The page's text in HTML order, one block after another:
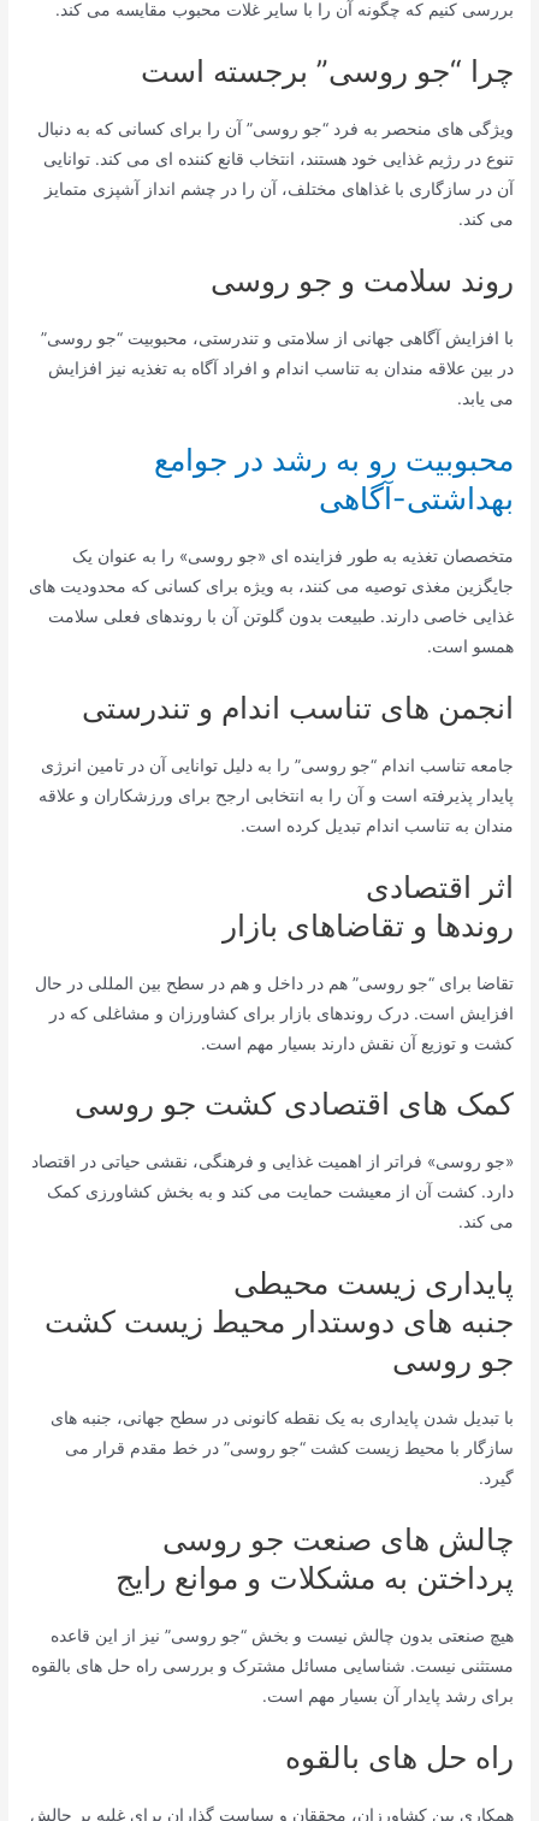
بررسی کنیم که چگونه آن را با سایر غلات محبوب مقایسه می کند.
چرا “جو روسی” برجسته است
ویژگی های منحصر به فرد “جو روسی” آن را برای کسانی که به دنبال
تنوع در رژیم غذایی خود هستند، انتخاب قانع کننده ای می کند. توانایی
آن در سازگاری با غذاهای مختلف، آن را در چشم انداز آشپزی متمایز
می کند.
روند سلامت و جو روسی
با افزایش آگاهی جهانی از سلامتی و تندرستی، محبوبیت “جو روسی”
در بین علاقه مندان به تناسب اندام و افراد آگاه به تغذیه نیز افزایش
می یابد.
محبوبیت رو به رشد در جوامع
بهداشتی-آگاهی
متخصصان تغذیه به طور فزاینده ای «جو روسی» را به عنوان یک
جایگزین مغذی توصیه می کنند، به ویژه برای کسانی که محدودیت های
غذایی خاصی دارند. طبیعت بدون گلوتن آن با روندهای فعلی سلامت
همسو است.
انجمن های تناسب اندام و تندرستی
جامعه تناسب اندام “جو روسی” را به دلیل توانایی آن در تامین انرژی
پایدار پذیرفته است و آن را به انتخابی ارجح برای ورزشکاران و علاقه
مندان به تناسب اندام تبدیل کرده است.
اثر اقتصادی
روندها و تقاضاهای بازار
تقاضا برای “جو روسی” هم در داخل و هم در سطح بین المللی در حال
افزایش است. درک روندهای بازار برای کشاورزان و مشاغلی که در
کشت و توزیع آن نقش دارند بسیار مهم است.
کمک های اقتصادی کشت جو روسی
«جو روسی» فراتر از اهمیت غذایی و فرهنگی، نقشی حیاتی در اقتصاد
دارد. کشت آن از معیشت حمایت می کند و به بخش کشاورزی کمک
می کند.
پایداری زیست محیطی
جنبه های دوستدار محیط زیست کشت
جو روسی
با تبدیل شدن پایداری به یک نقطه کانونی در سطح جهانی، جنبه های
سازگار با محیط زیست کشت “جو روسی” در خط مقدم قرار می
گیرد.
چالش های صنعت جو روسی
پرداختن به مشکلات و موانع رایج
هیچ صنعتی بدون چالش نیست و بخش “جو روسی” نیز از این قاعده
مستثنی نیست. شناسایی مسائل مشترک و بررسی راه حل های بالقوه
برای رشد پایدار آن بسیار مهم است.
راه حل های بالقوه
همکاری بین کشاورزان، محققان و سیاست گذاران برای غلبه بر چالش